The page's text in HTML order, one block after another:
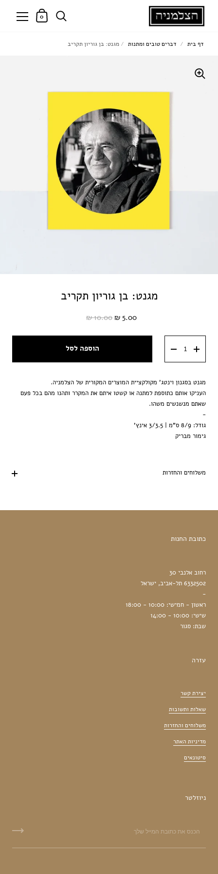
0
מגנט: בן גוריון תקריב
5.00 ₪
10.00 ₪
הוספה לסל
מגנט בסגנון וינטג' מקולקציית המוצרים המקורית של הצלמניה.
העניקו אותם כתוספת למתנה או קשטו איתם את המקרר ותהנו מהם בכל פעם
שאתם מנשנשים משהו.
-
גודל: 8/9 ס"מ | 3/3.5 אינץ'
גימור מבריק
משלוחים והחזרות
דף בית / דברים טובים ומתנות / מגנט: בן גוריון תקריב
כתובת החנות
רחוב אלנבי 30
6332502 תל-אביב, ישראל
-
ראשון - חמישי: 10:00 - 18:00
שישי: 10:00 - 14:00
שבת: סגור
עזרה
יצירת קשר
שאלות ותשובות
משלוחים והחזרות
מדיניות האתר
סיטונאים
ניוזלטר